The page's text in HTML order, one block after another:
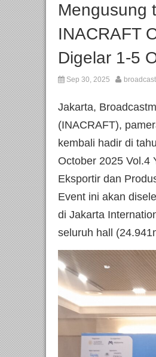
Mengusung
INACRAFT
Digelar 1-5
Sep 30, 2025
Jakarta,
(INACRAFT),
kembali hadir di
October 2025 Vol.4
Eksportir dan
Event ini akan
di Jakarta
seluruh hall